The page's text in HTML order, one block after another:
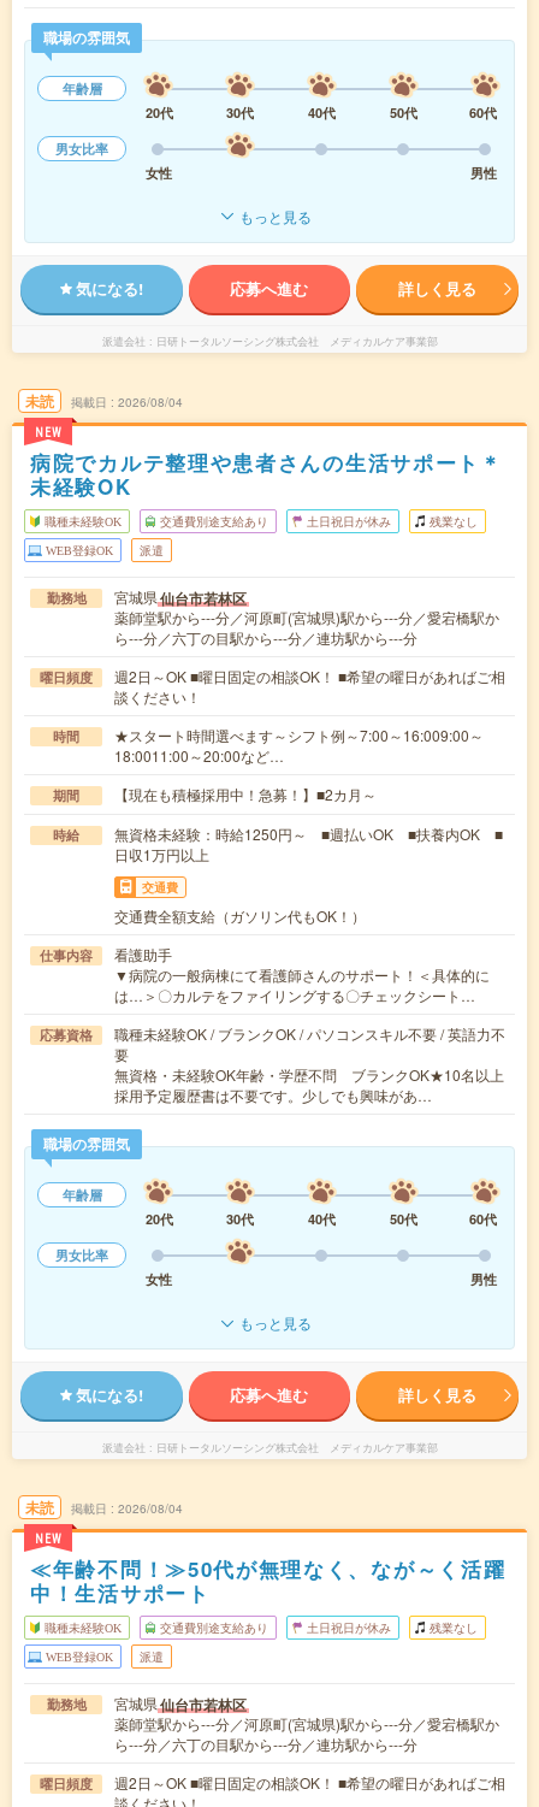
職場の雰囲気
年齢層
20代
30代 40代 50代
60代
男女比率
女性
男性
もっと見る
気になる! 応募へ進む 詳しく見る
派遣会社 日研トータルソーシング株式会社 メディカルケア事業部
未読
NEW
掲載日 2026/08/04
病院でカルテ整理や患者さんの生活サポート＊
未経験OK
職種未経験OK 交通費別途支給あり 土日祝日が休み 残業なし
WEB登録OK 派遣
勤務地 宮城県仙台市若林区
薬師堂駅から---分／河原町(宮城県)駅から---分／愛宕橋駅か
ら---分／六丁の目駅から---分／連坊駅から---分
曜日頻度
週2日～OK ■曜日固定の相談OK！ ■希望の曜日があればご相
談ください！
時間
★スタート時間選べます～シフト例～7:00～16:009:00～
18:0011:00～20:00など…
期間 【現在も積極採用中！急募！】■2カ月～
時給
無資格未経験：時給1250円～ ■週払いOK ■扶養内OK ■
日収1万円以上
交通費
交通費全額支給（ガソリン代もOK！）
仕事内容
看護助手
▼病院の一般病棟にて看護師さんのサポート！＜具体的に
は…＞〇カルテをファイリングする〇チェックシート…
応募資格
職種未経験OK / ブランクOK / パソコンスキル不要 / 英語力不
要
無資格・未経験OK年齢・学歴不問 ブランクOK★10名以上
採用予定履歴書は不要です。少しでも興味があ…
職場の雰囲気
年齢層
20代
30代 40代 50代
60代
男女比率
女性
男性
もっと見る
気になる! 応募へ進む 詳しく見る
派遣会社 日研トータルソーシング株式会社 メディカルケア事業部
未読
NEW
掲載日 2026/08/04
≪年齢不問！≫50代が無理なく、なが～く活躍
中！生活サポート
職種未経験OK 交通費別途支給あり 土日祝日が休み 残業なし
WEB登録OK 派遣
勤務地 宮城県仙台市若林区
薬師堂駅から---分／河原町(宮城県)駅から---分／愛宕橋駅か
ら---分／六丁の目駅から---分／連坊駅から---分
曜日頻度
週2日～OK ■曜日固定の相談OK！ ■希望の曜日があればご相